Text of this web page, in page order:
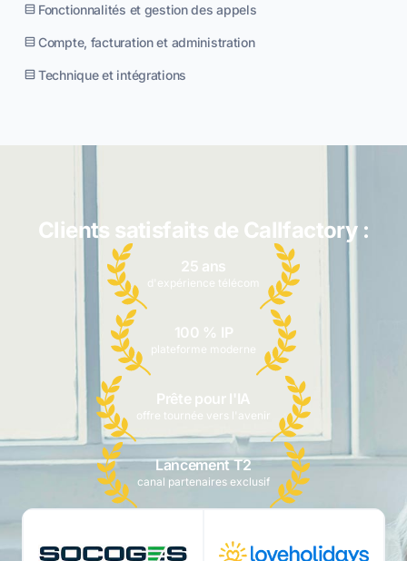
Fonctionnalités et gestion des appels
Compte, facturation et administration
Technique et intégrations
Clients satisfaits de Callfactory :
25 ans
d'expérience télécom
100 % IP
plateforme moderne
Prête pour l'IA
offre tournée vers l'avenir
Lancement T2
canal partenaires exclusif